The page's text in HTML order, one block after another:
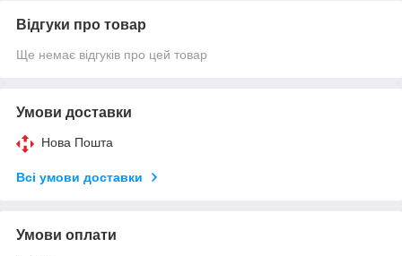
Відгуки про товар
Ще немає відгуків про цей товар
Умови доставки
Нова Пошта
Всі умови доставки
Умови оплати